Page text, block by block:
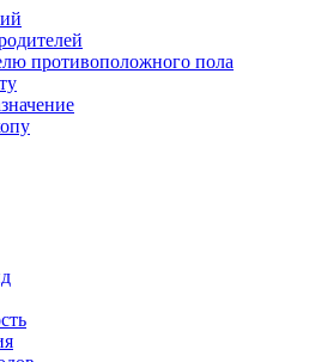
противоположного пола